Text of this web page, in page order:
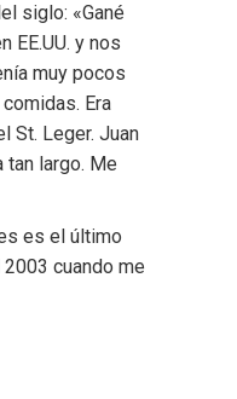
siglo: «Gané
EE.UU. y nos
muy pocos
Era
St. Leger. Juan
largo. Me
es el último
cuando me